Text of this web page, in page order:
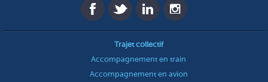
Trajet collectif
Accompagnement en train
Accompagnement en avion